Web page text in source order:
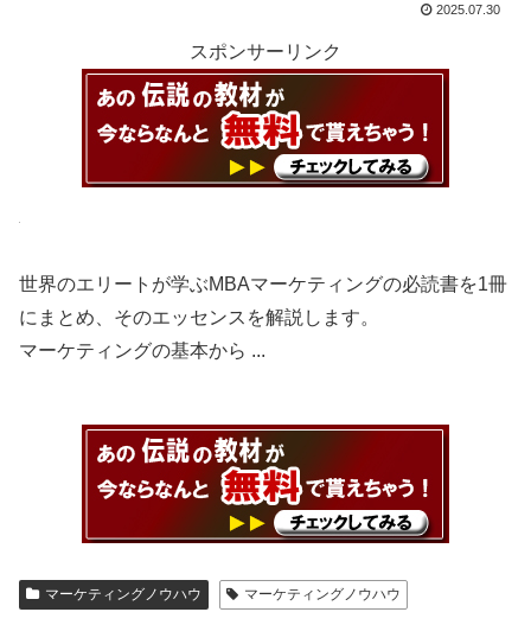
2025.07.30
スポンサーリンク
世界のエリートが学ぶMBAマーケティングの必読書を1冊
にまとめ、そのエッセンスを解説します。
マーケティングの基本から ...
マーケティングノウハウ マーケティングノウハウ